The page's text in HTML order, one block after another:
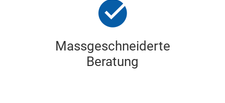
Massgeschneiderte
Beratung